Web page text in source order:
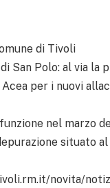
di Tivoli
San Polo: al via la
per i nuovi
nel marzo
situato al
novita/